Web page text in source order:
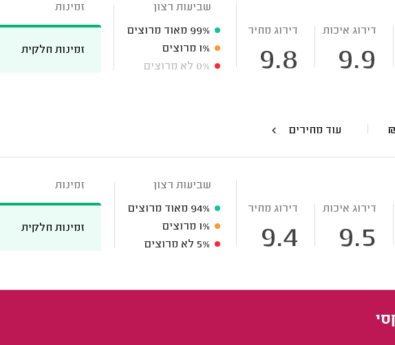
דירוג איכות
9.9
דירוג מחיר
9.8
שביעות רצון
99% מאוד מרוצים
1% מרוצים
0% לא מרוצים
זמינות
זמינות חלקית
עוד מחירים
דירוג איכות
9.5
דירוג מחיר
9.4
שביעות רצון
94% מאוד מרוצים
1% מרוצים
5% לא מרוצים
זמינות
זמינות חלקית